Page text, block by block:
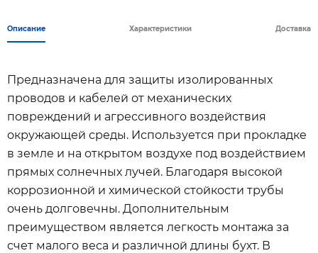
Описание Характеристики Доставка
Предназначена для защиты изолированных
проводов и кабелей от механических
повреждений и агрессивного воздействия
окружающей среды. Используется при прокладке
в земле и на открытом воздухе под воздействием
прямых солнечных лучей. Благодаря высокой
коррозионной и химической стойкости трубы
очень долговечны. Дополнительным
преимуществом является легкость монтажа за
счет малого веса и различной длины бухт. В